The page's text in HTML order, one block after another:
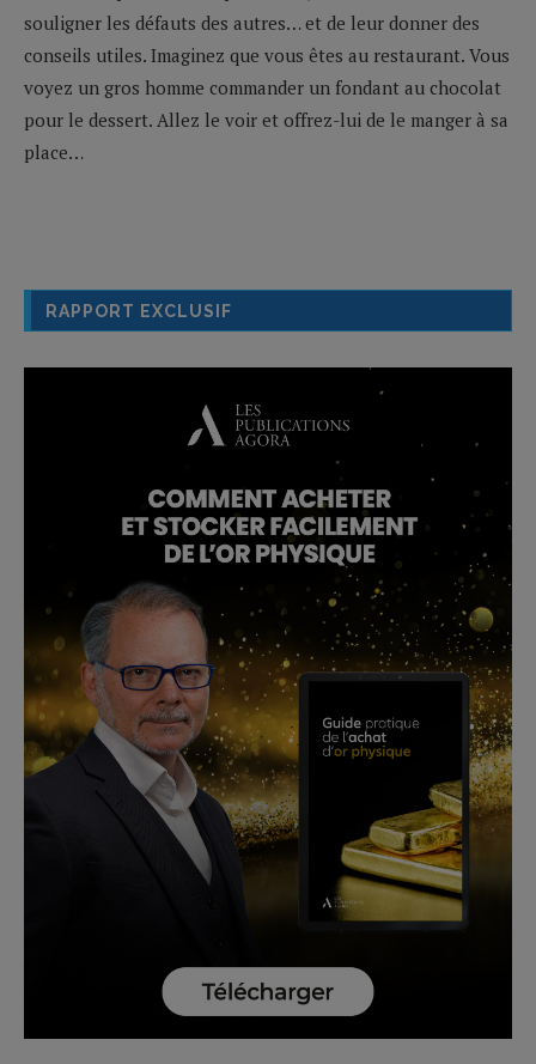
souligner les défauts des autres… et de leur donner des
conseils utiles. Imaginez que vous êtes au restaurant. Vous
voyez un gros homme commander un fondant au chocolat
pour le dessert. Allez le voir et offrez-lui de le manger à sa
place…
RAPPORT EXCLUSIF